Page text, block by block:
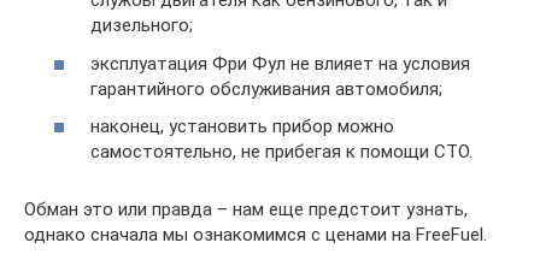
дизельного;
эксплуатация Фри Фул не влияет на условия
гарантийного обслуживания автомобиля;
наконец, установить прибор можно
самостоятельно, не прибегая к помощи СТО.
Обман это или правда – нам еще предстоит узнать,
однако сначала мы ознакомимся с ценами на FreeFuel.